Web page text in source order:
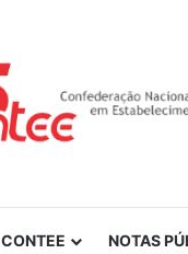
CONTEE NOTAS